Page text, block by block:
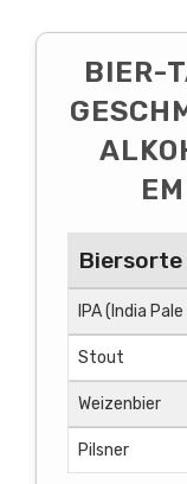
BIER-
Biersorte
IPA (India
Stout
Weizenbier
Pilsner